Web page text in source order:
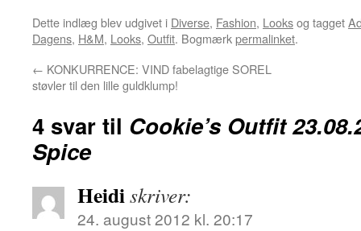
Dette indlæg blev udgivet i Diverse, Fashion, Looksog tagget
Dagens, H&M, Looks, Outfit. Bogmærkpermalinket.
← KONKURRENCE: VIND fabelagtige SOREL
støvler til den lille guldklump!
4 svar til Cookie’s Outfit
Spice
Heidiskriver:
24. august 2012 kl. 20:17